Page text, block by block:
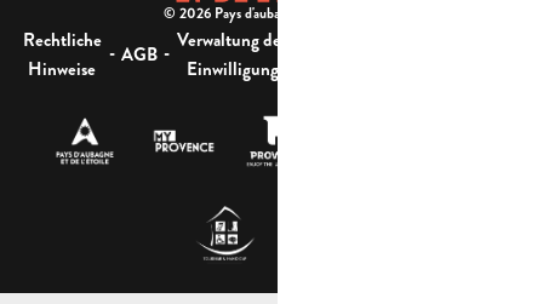
© 2026 Pays d'aubagne et de l'étoile -
Rechtliche
Hinweise
- AGB - Verwaltung der
Einwilligung